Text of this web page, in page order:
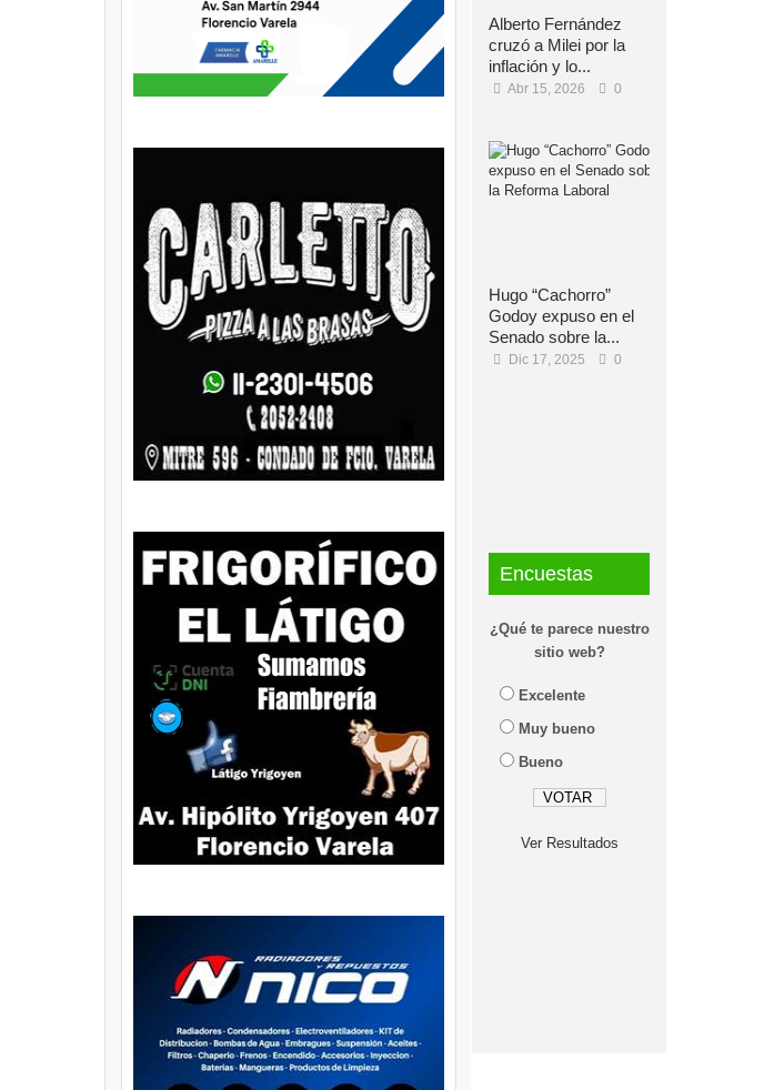
Alberto Fernández
cruzó a Milei por la
inflación y lo...
Abr 15, 2026 0
Hugo “Cachorro”
Godoy expuso en el
Senado sobre la...
Dic 17, 2025 0
Encuestas
¿Qué te parece nuestro
sitio web?
Excelente
Muy bueno
Bueno
Ver Resultados